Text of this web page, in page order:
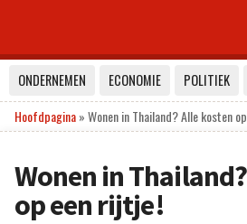
ONDERNEMEN ECONOMIE POLITIEK
Hoofdpagina»Wonen in Thailand? Alle kosten
Wonen in
op een rijtje!